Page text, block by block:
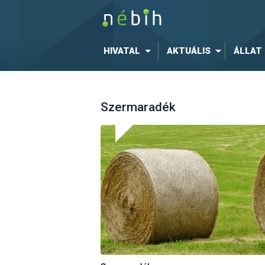
HIVATAL AKTUÁLIS ÁLLAT
Szermaradék